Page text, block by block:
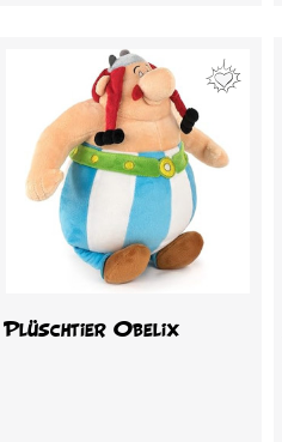
Plüschtier Obelix